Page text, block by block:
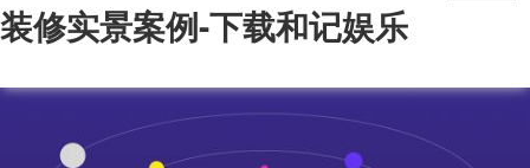
装修实景案例-下载和记娱乐